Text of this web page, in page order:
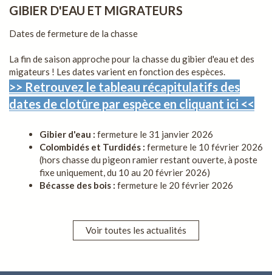
GIBIER D'EAU ET MIGRATEURS
Dates de fermeture de la chasse
La fin de saison approche pour la chasse du gibier d'eau et des
migateurs ! Les dates varient en fonction des espèces.
>> Retrouvez le tableau récapitulatifs des
dates de clotûre par espèce en cliquant ici <<
Gibier d'eau : fermeture le 31 janvier 2026
Colombidés et Turdidés : fermeture le 10 février 2026
(hors chasse du pigeon ramier restant ouverte, à poste
fixe uniquement, du 10 au 20 février 2026)
Bécasse des bois : fermeture le 20 février 2026
Voir toutes les actualités